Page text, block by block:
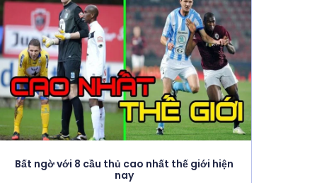
Bất ngờ với 8 cầu thủ cao nhất thế giới hiện
nay